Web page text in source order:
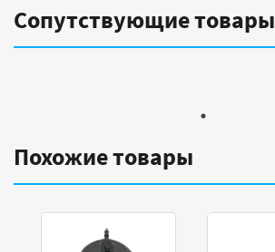
Сопутствующие товары
Похожие товары